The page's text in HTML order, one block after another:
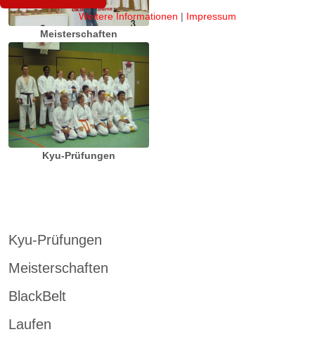
Meisterschaften
Kyu-Prüfungen
Kyu-Prüfungen
Meisterschaften
BlackBelt
Laufen
Weitere Informationen | Impressum